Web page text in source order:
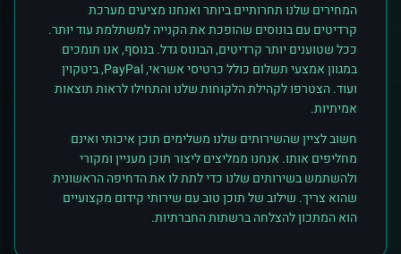
המחירים שלנו תחרותיים ביותר ואנחנו מציעים מערכת
קרדיטים עם בונוסים שהופכת את הקנייה למשתלמת עוד יותר.
ככל שטוענים יותר קרדיטים, הבונוס גדל. בנוסף, אנו תומכים
במגוון אמצעי תשלום כולל כרטיסי אשראי, PayPal, ביטקוין
ועוד. הצטרפו לקהילת הלקוחות שלנו והתחילו לראות תוצאות
אמיתיות.
חשוב לציין שהשירותים שלנו משלימים תוכן איכותי ואינם
מחליפים אותו. אנחנו ממליצים ליצור תוכן מעניין ומקורי
ולהשתמש בשירותים שלנו כדי לתת לו את הדחיפה הראשונית
שהוא צריך. שילוב של תוכן טוב עם שירותי קידום מקצועיים
הוא המתכון להצלחה ברשתות החברתיות.